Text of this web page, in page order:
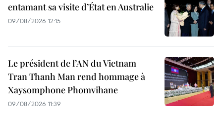
entamant sa visite d’État en Australie
09/08/2026 12:15
Le président de l’AN du Vietnam
Tran Thanh Man rend hommage à
Xaysomphone Phomvihane
09/08/2026 11:39